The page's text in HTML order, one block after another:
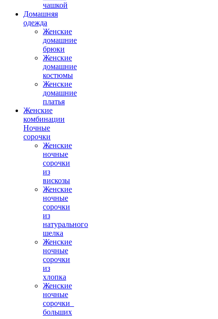
чашкой
Домашняя
одежда
Женские
домашние
брюки
Женские
домашние
костюмы
Женские
домашние
платья
Женские
комбинации
Ночные
сорочки
Женские
ночные
сорочки
из
вискозы
Женские
ночные
сорочки
из
натурального
шелка
Женские
ночные
сорочки
из
хлопка
Женские
ночные
сорочки_
больших